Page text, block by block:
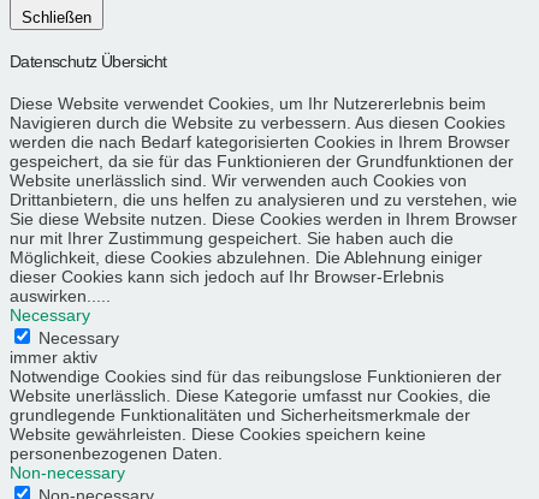
Schließen
Datenschutz Übersicht
Diese Website verwendet Cookies, um Ihr Nutzererlebnis beim
Navigieren durch die Website zu verbessern. Aus diesen Cookies
werden die nach Bedarf kategorisierten Cookies in Ihrem Browser
gespeichert, da sie für das Funktionieren der Grundfunktionen der
Website unerlässlich sind. Wir verwenden auch Cookies von
Drittanbietern, die uns helfen zu analysieren und zu verstehen, wie
Sie diese Website nutzen. Diese Cookies werden in Ihrem Browser
nur mit Ihrer Zustimmung gespeichert. Sie haben auch die
Möglichkeit, diese Cookies abzulehnen. Die Ablehnung einiger
dieser Cookies kann sich jedoch auf Ihr Browser-Erlebnis
auswirken.....
Necessary
Necessary
immer aktiv
Notwendige Cookies sind für das reibungslose Funktionieren der
Website unerlässlich. Diese Kategorie umfasst nur Cookies, die
grundlegende Funktionalitäten und Sicherheitsmerkmale der
Website gewährleisten. Diese Cookies speichern keine
personenbezogenen Daten.
Non-necessary